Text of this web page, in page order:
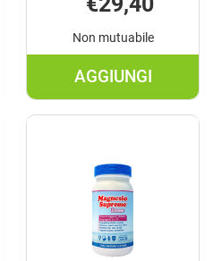
Non mutuabile
AGGIUNGI
AGGIUNGI
SUPREMO
CARRELLO